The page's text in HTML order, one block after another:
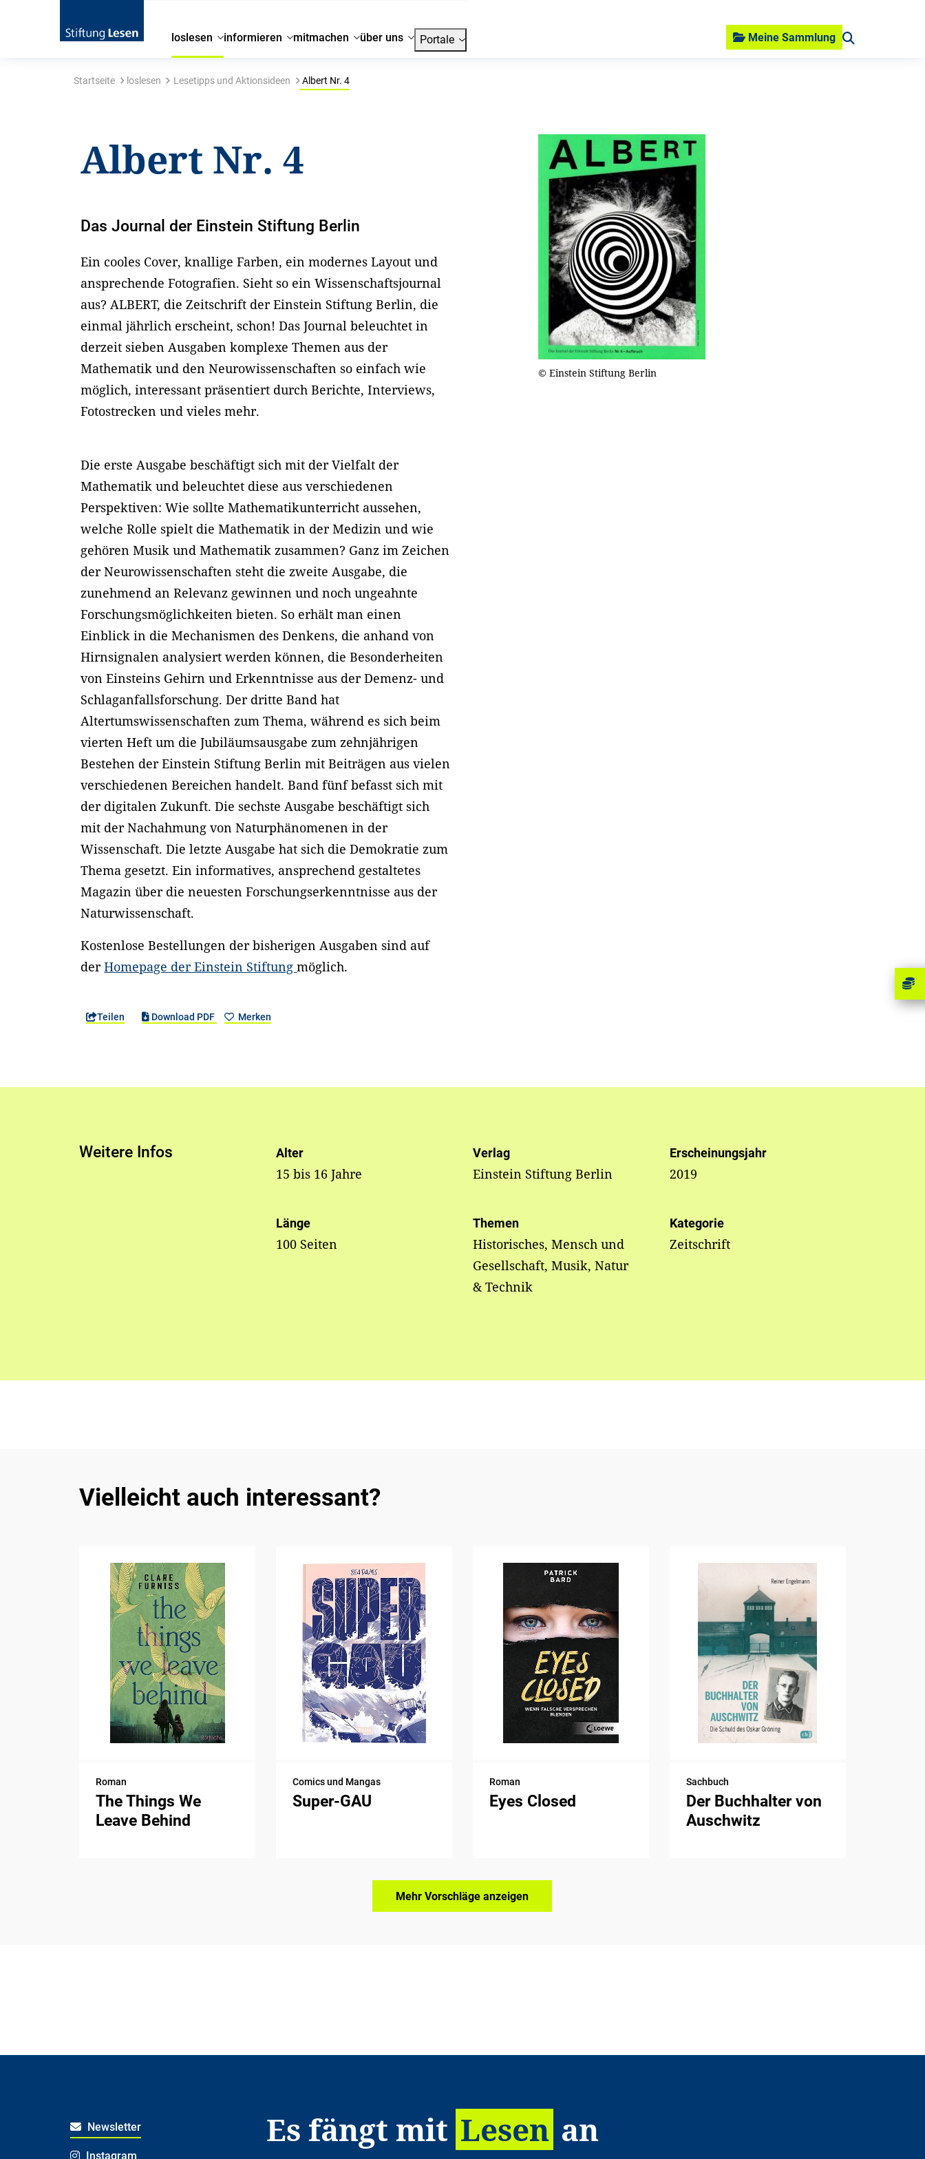
loslesen informieren mitmachen über uns Portale Meine Sammlung
Startseite loslesen Lesetipps und Aktionsideen Albert Nr. 4
Albert Nr. 4
Das Journal der Einstein Stiftung Berlin
Ein cooles Cover, knallige Farben, ein modernes Layout und
ansprechende Fotografien. Sieht so ein Wissenschaftsjournal
aus? ALBERT, die Zeitschrift der Einstein Stiftung Berlin, die
einmal jährlich erscheint, schon! Das Journal beleuchtet in
derzeit sieben Ausgaben komplexe Themen aus der
Mathematik und den Neurowissenschaften so einfach wie
möglich, interessant präsentiert durch Berichte, Interviews,
Fotostrecken und vieles mehr.
Die erste Ausgabe beschäftigt sich mit der Vielfalt der
Mathematik und beleuchtet diese aus verschiedenen
Perspektiven: Wie sollte Mathematikunterricht aussehen,
welche Rolle spielt die Mathematik in der Medizin und wie
gehören Musik und Mathematik zusammen? Ganz im Zeichen
der Neurowissenschaften steht die zweite Ausgabe, die
zunehmend an Relevanz gewinnen und noch ungeahnte
Forschungsmöglichkeiten bieten. So erhält man einen
Einblick in die Mechanismen des Denkens, die anhand von
Hirnsignalen analysiert werden können, die Besonderheiten
von Einsteins Gehirn und Erkenntnisse aus der Demenz- und
Schlaganfallsforschung. Der dritte Band hat
Altertumswissenschaften zum Thema, während es sich beim
vierten Heft um die Jubiläumsausgabe zum zehnjährigen
Bestehen der Einstein Stiftung Berlin mit Beiträgen aus vielen
verschiedenen Bereichen handelt. Band fünf befasst sich mit
der digitalen Zukunft. Die sechste Ausgabe beschäftigt sich
mit der Nachahmung von Naturphänomenen in der
Wissenschaft. Die letzte Ausgabe hat sich die Demokratie zum
Thema gesetzt. Ein informatives, ansprechend gestaltetes
Magazin über die neuesten Forschungserkenntnisse aus der
Naturwissenschaft.
Kostenlose Bestellungen der bisherigen Ausgaben sind auf
derHomepage der Einstein Stiftungmöglich.
Teilen Download PDF Merken
© Einstein Stiftung Berlin
Weitere Infos Alter
15 bis 16 Jahre
Verlag
Einstein Stiftung Berlin
Erscheinungsjahr
2019
Länge
100 Seiten
Themen
Historisches, Mensch und
Gesellschaft, Musik, Natur
& Technik
Kategorie
Zeitschrift
Vielleicht auch interessant?
Roman
The Things We
Leave Behind
Comics und Mangas
Super-GAU
Roman
Eyes Closed
Sachbuch
Der Buchhalter von
Auschwitz
Mehr Vorschläge anzeigen
Newsletter
Instagram
Es fängt mit Lesen an